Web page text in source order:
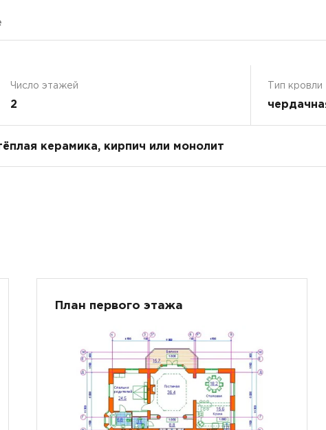
Число этажей
2
Тип кровли
керамика, кирпич или монолит
План первого этажа